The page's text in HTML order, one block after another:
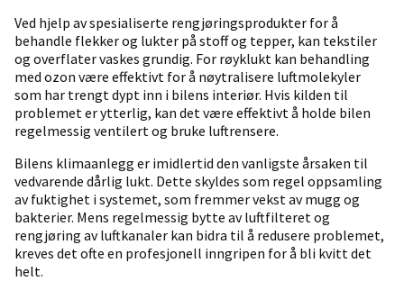
Ved hjelp av spesialiserte rengjøringsprodukter for å
behandle flekker og lukter på stoff og tepper, kan tekstiler
og overflater vaskes grundig. For røyklukt kan behandling
med ozon være effektivt for å nøytralisere luftmolekyler
som har trengt dypt inn i bilens interiør. Hvis kilden til
problemet er ytterlig, kan det være effektivt å holde bilen
regelmessig ventilert og bruke luftrensere.
Bilens klimaanlegg er imidlertid den vanligste årsaken til
vedvarende dårlig lukt. Dette skyldes som regel oppsamling
av fuktighet i systemet, som fremmer vekst av mugg og
bakterier. Mens regelmessig bytte av luftfilteret og
rengjøring av luftkanaler kan bidra til å redusere problemet,
kreves det ofte en profesjonell inngripen for å bli kvitt det
helt.